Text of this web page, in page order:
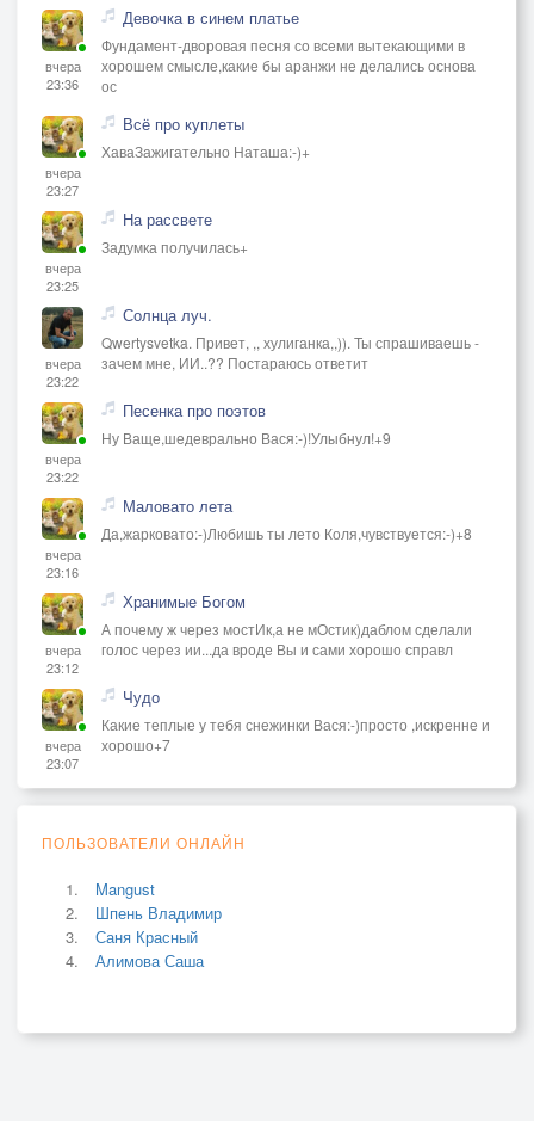
вчера
23:36
Девочка в синем платье
Фундамент-дворовая песня со всеми вытекающими в
хорошем смысле,какие бы аранжи не делались основа
ос
вчера
23:27
Всё про куплеты
ХаваЗажигательно Наташа:-)+
вчера
23:25
На рассвете
Задумка получилась+
вчера
23:22
Солнца луч.
Qwertysvetka. Привет, ,, хулиганка,,)). Ты спрашиваешь -
зачем мне, ИИ..?? Постараюсь ответит
вчера
23:22
Песенка про поэтов
Ну Ваще,шедеврально Вася:-)!Улыбнул!+9
вчера
23:16
Маловато лета
Да,жарковато:-)Любишь ты лето Коля,чувствуется:-)+8
вчера
23:12
Хранимые Богом
А почему ж через мостИк,а не мОстик)даблом сделали
голос через ии...да вроде Вы и сами хорошо справл
вчера
23:07
Чудо
Какие теплые у тебя снежинки Вася:-)просто ,искренне и
хорошо+7
ПОЛЬЗОВАТЕЛИ ОНЛАЙН
Mangust
Шпень Владимир
Саня Красный
Алимова Саша